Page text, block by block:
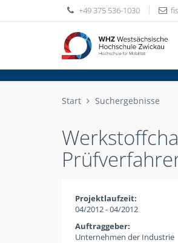
+49 375 536-1030 fis
Start Suchergebnisse
Projektlaufzeit:
04/2012 - 04/2012
Auftraggeber:
Unternehmen der Industrie